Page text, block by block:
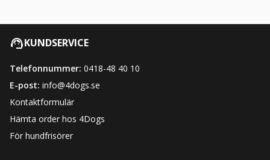
KUNDSERVICE
Telefonnummer: 0418-48 40 10
E-post: info@4dogs.se
Kontaktformulär
Hämta order hos 4Dogs
För hundfrisörer